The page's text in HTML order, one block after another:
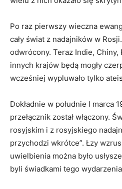
Po raz pierwszy wieczna
cały świat z nadajników w
odwrócony. Teraz Indie, Chiny,
innych krajów będą mogły
wcześniej wypluwało tylko
Dokładnie w południe l marca
przełącznik został włączony.
rosyjskim i z rosyjskiego
przychodzi wkrótce”. Łzy
uwielbienia można było
byli świadkami tego